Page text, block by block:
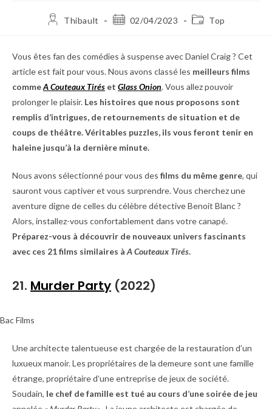
Thibault 02/04/2023 Top
Vous êtes fan des comédies à suspense avec Daniel Craig ? Cet
article est fait pour vous. Nous avons classé les meilleurs films
commeA Couteaux Tirés et Glass Onion. Vous allez pouvoir
prolonger le plaisir. Les histoires que nous proposons sont
remplis d’intrigues, de retournements de situation et de
coups de théâtre. Véritables puzzles, ils vous feront tenir en
haleine jusqu’à la dernière minute.
Nous avons sélectionné pour vous des films du même genre, qui
sauront vous captiver et vous surprendre. Vous cherchez une
aventure digne de celles du célèbre détective Benoit Blanc ?
Alors, installez-vous confortablement dans votre canapé.
Préparez-vous à découvrir de nouveaux univers fascinants
avec ces 21 films similaires àA Couteaux Tirés.
21. Murder Party (2022)
Bac Films
Une architecte talentueuse est chargée de la restauration d’un
luxueux manoir. Les propriétaires de la demeure sont une famille
étrange, propriétaire d’une entreprise de jeux de société.
Soudain, le chef de famille est tué au cours d’une soirée de jeu